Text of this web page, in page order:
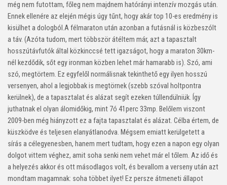
még nem futottam, főleg nem majdnem hatórányi intenzív mozgás után.
Ennek ellenére az elején mégis úgy tűnt, hogy akár top 10-es eredmény is
kisülhet a dologból.A félmaraton után azonban a futásnál is közbeszólt
a táv. (Azóta tudom, mert többször átéltem már, azt a tapasztalt
hosszútávfutók által közkinccsé tett igazságot, hogy a maraton 30km-
nél kezdődik, sőt egy ironman közben lehet már hamarabb is). Szó, ami
szó, megtörtem. Ez egyfelől normálisnak tekinthető egy ilyen hosszú
versenyen, ahol a legjobbak is megtörnek (szebb szóval holtpontra
kerülnek), de a tapasztalat és alázat segít ezeken túllendülniük. Így
juthatnak el olyan álomidőkig, mint 7ó 41perc 33mp. Belőlem viszont
2009-ben még hiányzott ez a fajta tapasztalat és alázat. Célba értem, de
küszködve és teljesen elanyátlanodva. Mégsem emiatt kerülgetett a
sírás a célegyenesben, hanem mert tudtam, hogy ezen a napon egy olyan
dolgot vittem véghez, amit soha senki nem vehet már el tőlem. Az idő és
a helyezés akkor és ott másodlagos volt, és bevallom a verseny után azt
mondtam magamnak: soha többet ilyet! Ez persze átmeneti állapot